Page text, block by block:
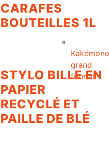
Kakémono
grand
format
CARAFES
BOUTEILLES 1L
STYLO BILLE EN
PAPIER
RECYCLÉ ET
PAILLE DE BLÉ